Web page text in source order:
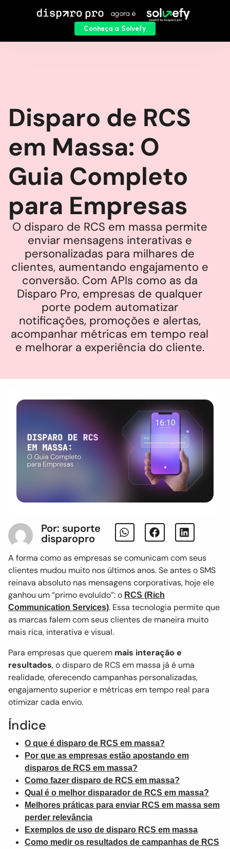
Disparo de RCS
em Massa: O
Guia Completo
para Empresas
O disparo de RCS em massa permite
enviar mensagens interativas e
personalizadas para milhares de
clientes, aumentando engajamento e
conversão. Com APIs como as da
Disparo Pro, empresas de qualquer
porte podem automatizar
notificações, promoções e alertas,
acompanhar métricas em tempo real
e melhorar a experiência do cliente.
Por: suporte
disparopro
A forma como as empresas se comunicam com seus
clientes mudou muito nos últimos anos. Se antes o SMS
reinava absoluto nas mensagens corporativas, hoje ele
ganhou um “primo evoluído”: o RCS (Rich
Communication Services). Essa tecnologia permite que
as marcas falem com seus clientes de maneira muito
mais rica, interativa e visual.
Para empresas que querem mais interação e
resultados, o disparo de RCS em massa já é uma
realidade, oferecendo campanhas personalizadas,
engajamento superior e métricas em tempo real para
otimizar cada envio.
Índice
O que é disparo de RCS em massa?
Por que as empresas estão apostando em
disparos de RCS em massa?
Como fazer disparo de RCS em massa?
Qual é o melhor disparador de RCS em massa?
Melhores práticas para enviar RCS em massa sem
perder relevância
Exemplos de uso de disparo RCS em massa
Como medir os resultados de campanhas de RCS
agora é
Conheça a Solvefy